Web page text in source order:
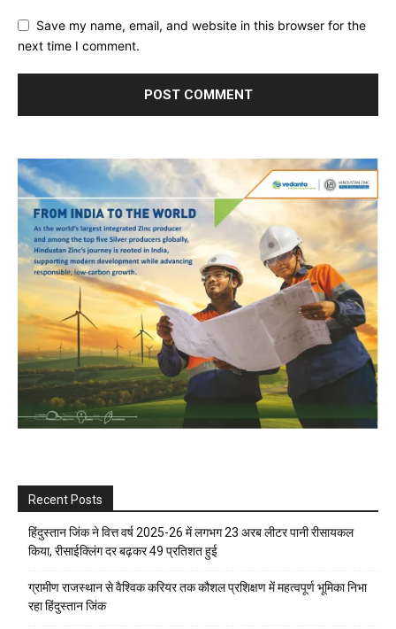
Save my name, email, and website in this browser for the
next time I comment.
Recent Posts
हिंदुस्तान जिंक ने वित्त वर्ष 2025-26 में लगभग 23 अरब लीटर पानी रीसायकल
किया, रीसाईक्लिंग दर बढ़कर 49 प्रतिशत हुई
ग्रामीण राजस्थान से वैश्विक करियर तक कौशल प्रशिक्षण में महत्वपूर्ण भूमिका निभा
रहा हिंदुस्तान जिंक